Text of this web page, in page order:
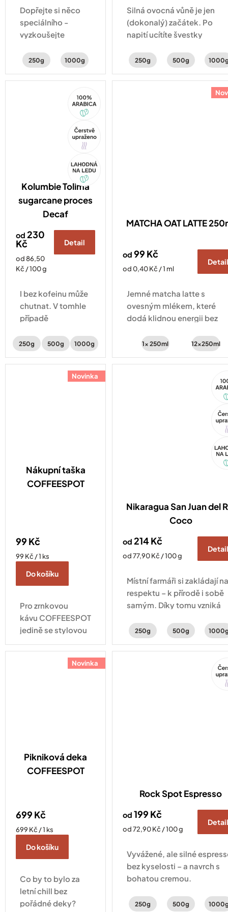
Dopřejte si něco
speciálního -
vyzkoušejte
chuťovou explozi
čokoládě,
250g 1000g
Silná ovocná vůně je jen
(dokonalý) začátek. Po
napití ucítíte švestky
smetanovou chuť, které
250g 500g
Tip
Arabica
Kolumbie Tolima
sugarcane proces
Decaf
od 230
Kč
Měrná
cena:
od 86,50
Kč / 100 g
Detail
I bez kofeinu může
chutnat. V tomhle
případě
kterou vyvažuje
cukr a svěží zelené
250g 500g 1000g
MATCHA OAT LATTE
od 99 Kč
Měrná
od 0,40 Kč / 1 ml
Detail
Jemné matcha latte s
ovesným mlékem, které
dodá klidnou energii bez
ke kávě na ráno i
1x 250ml 12x250ml
Novinka
Nákupní taška
COFFEESPOT
99 Kč
Měrná
99 Kč / 1 ks
Do košíku
Pro zrnkovou
kávu COFFEESPOT
jedině se stylovou
látkovou taškou s
logem naší
pražírny! Bavlněná
Tip
Nikaragua San Juan del
Coco
od 214 Kč
Měrná
od 77,90 Kč / 100 g
Detail
Místní farmáři si zakládají na
respektu – k přírodě i sobě
samým. Díky tomu vzniká
cukrovinek, mléčné
a lískooříškovou hořkostí.
250g 500g
Novinka
Pikniková deka
COFFEESPOT
699 Kč
Měrná
699 Kč / 1 ks
Do košíku
Co by to bylo za
letní chill bez
pořádné deky?
Tip
Rock Spot Espresso
od 199 Kč
Měrná
od 72,90 Kč / 100 g
Detail
Vyvážené, ale silné
bez kyselosti – a navrch s
bohatou cremou.
250g 500g